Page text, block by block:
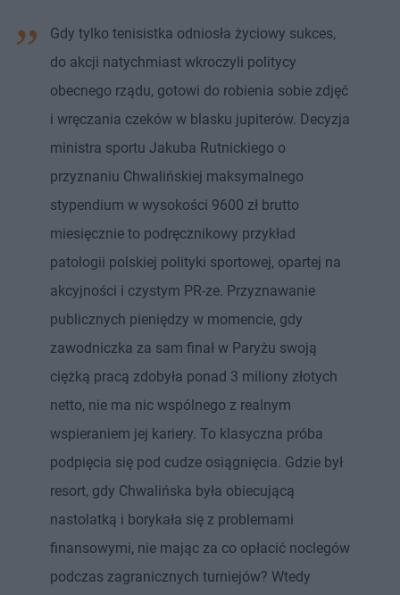
Gdy tylko tenisistka odniosła życiowy sukces,
do akcji natychmiast wkroczyli politycy
obecnego rządu, gotowi do robienia sobie zdjęć
i wręczania czeków w blasku jupiterów. Decyzja
ministra sportu Jakuba Rutnickiego o
przyznaniu Chwalińskiej maksymalnego
stypendium w wysokości 9600 zł brutto
miesięcznie to podręcznikowy przykład
patologii polskiej polityki sportowej, opartej na
akcyjności i czystym PR-ze. Przyznawanie
publicznych pieniędzy w momencie, gdy
zawodniczka za sam finał w Paryżu swoją
ciężką pracą zdobyła ponad 3 miliony złotych
netto, nie ma nic wspólnego z realnym
wspieraniem jej kariery. To klasyczna próba
podpięcia się pod cudze osiągnięcia. Gdzie był
resort, gdy Chwalińska była obiecującą
nastolatką i borykała się z problemami
finansowymi, nie mając za co opłacić noclegów
podczas zagranicznych turniejów? Wtedy